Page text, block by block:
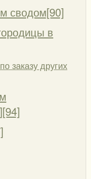
сводом[90]
в
заказу других